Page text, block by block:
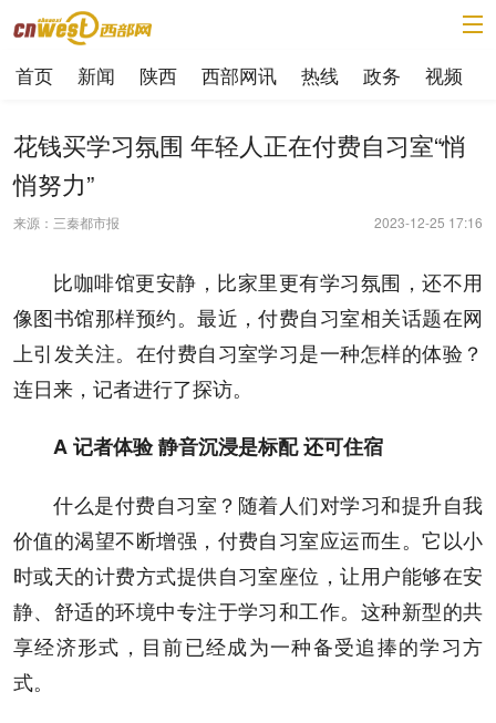
首页 新闻 陕西 西部网讯 热线 政务 视频
花钱买学习氛围 年轻人正在付费自习室“悄
悄努力”
来源：三秦都市报 2023-12-25 17:16
比咖啡馆更安静，比家里更有学习氛围，还不用
像图书馆那样预约。最近，付费自习室相关话题在网
上引发关注。在付费自习室学习是一种怎样的体验？
连日来，记者进行了探访。
A 记者体验 静音沉浸是标配 还可住宿
什么是付费自习室？随着人们对学习和提升自我
价值的渴望不断增强，付费自习室应运而生。它以小
时或天的计费方式提供自习室座位，让用户能够在安
静、舒适的环境中专注于学习和工作。这种新型的共
享经济形式，目前已经成为一种备受追捧的学习方
式。